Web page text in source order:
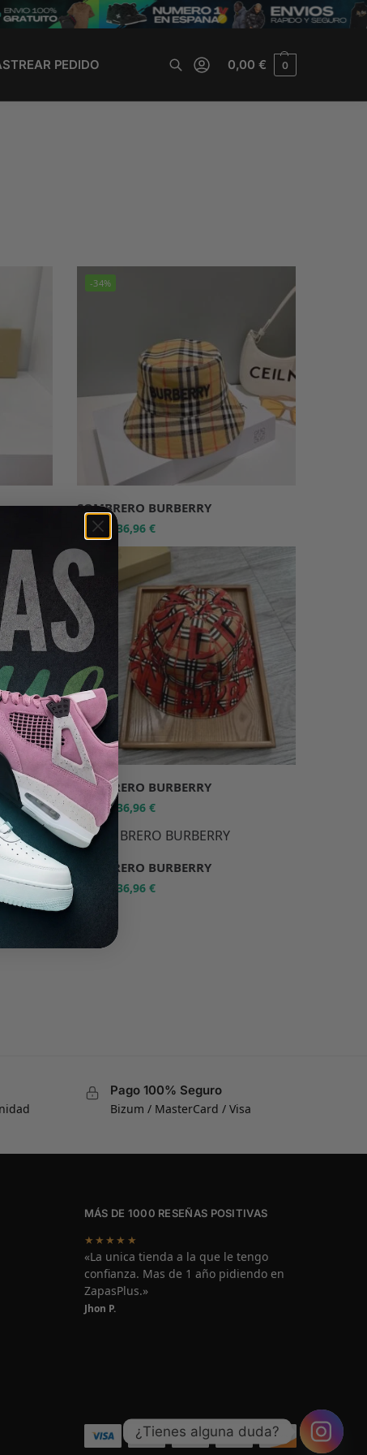
PEDIDO 0,00€ 0
-34%
SOMBRERO BURBERRY
55,95 36,96 €
-34%
SOMBRERO BURBERRY
55,95 € 36,96 €
-34%
SOMBRERO BURBERRY
36,96 €
Pago 100% Seguro
Bizum / MasterCard / Visa
MÁS DE 1000 RESEÑAS POSITIVAS
★★★★★
«La unica tienda a la que le tengo
confianza. Mas de 1 año pidiendo en
ZapasPlus.»
Jhon P.
¿Tienes alguna duda?